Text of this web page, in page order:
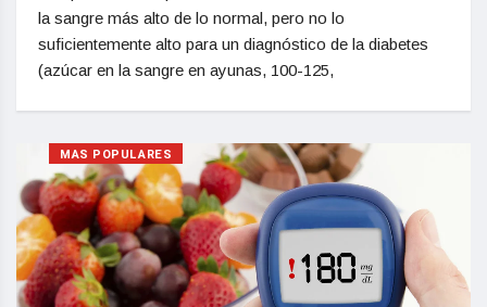
la sangre más alto de lo normal, pero no lo
suficientemente alto para un diagnóstico de la diabetes
(azúcar en la sangre en ayunas, 100-125,
MAS POPULARES